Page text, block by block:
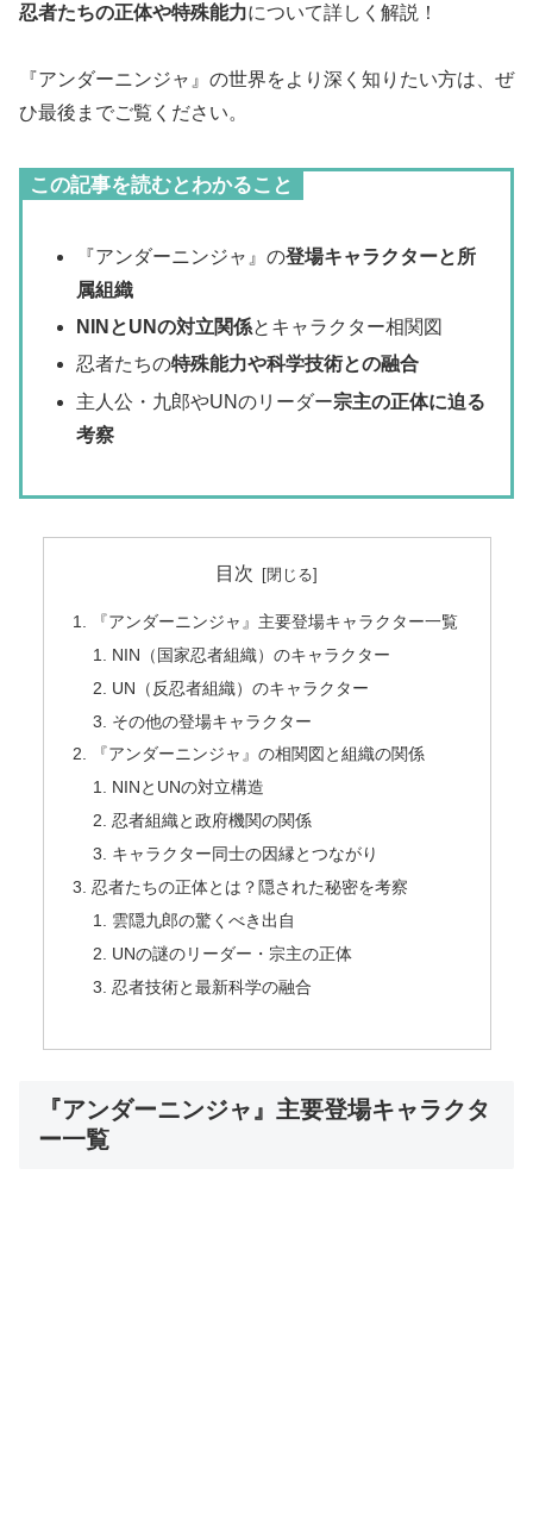
忍者たちの正体や特殊能力について詳しく解説！
『アンダーニンジャ』の世界をより深く知りたい方は、ぜ
ひ最後までご覧ください。
この記事を読むとわかること
『アンダーニンジャ』の登場キャラクターと所
属組織
NINとUNの対立関係とキャラクター相関図
忍者たちの特殊能力や科学技術との融合
主人公・九郎やUNのリーダー宗主の正体に迫る
考察
目次
『アンダーニンジャ』主要登場キャラクター一覧
NIN（国家忍者組織）のキャラクター
UN（反忍者組織）のキャラクター
その他の登場キャラクター
『アンダーニンジャ』の相関図と組織の関係
NINとUNの対立構造
忍者組織と政府機関の関係
キャラクター同士の因縁とつながり
忍者たちの正体とは？隠された秘密を考察
雲隠九郎の驚くべき出自
UNの謎のリーダー・宗主の正体
忍者技術と最新科学の融合
『アンダーニンジャ』主要登場キャラクタ
ー一覧